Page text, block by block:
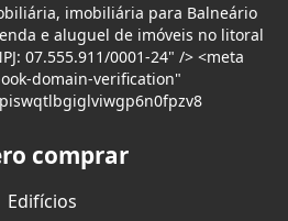
imobiliária para Balneário
e aluguel de imóveis no litoral
07.555.911/0001-24" /> <meta
domain-verification"
comprar
Edifícios